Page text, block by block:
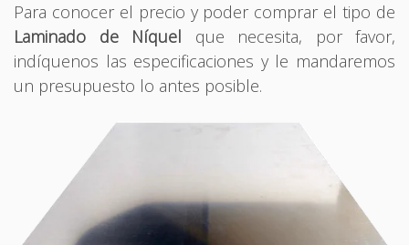
Para conocer el precio y poder comprar el tipo de
Laminado de Níquel que necesita, por favor,
indíquenos las especificaciones y le mandaremos
un presupuesto lo antes posible.